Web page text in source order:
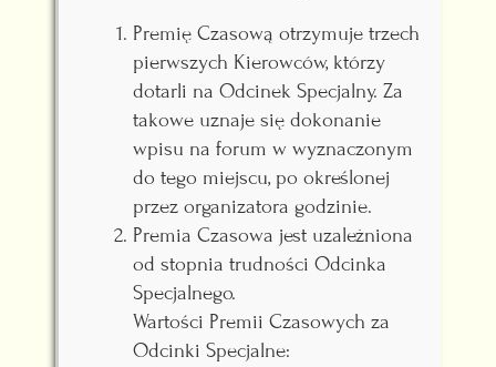
Premię Czasową otrzymuje trzech
pierwszych Kierowców, którzy
dotarli na Odcinek Specjalny. Za
takowe uznaje się dokonanie
wpisu na forum w wyznaczonym
do tego miejscu, po określonej
przez organizatora godzinie.
Premia Czasowa jest uzależniona
od stopnia trudności Odcinka
Specjalnego.
Wartości Premii Czasowych za
Odcinki Specjalne: